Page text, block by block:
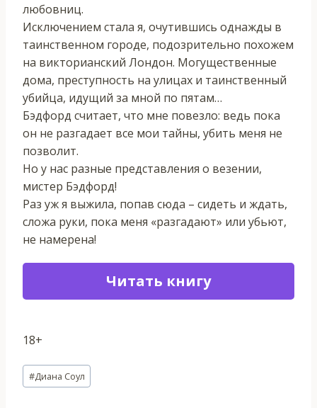
любовниц.
Исключением стала я, очутившись однажды в
таинственном городе, подозрительно похожем
на викторианский Лондон. Могущественные
дома, преступность на улицах и таинственный
убийца, идущий за мной по пятам…
Бэдфорд считает, что мне повезло: ведь пока
он не разгадает все мои тайны, убить меня не
позволит.
Но у нас разные представления о везении,
мистер Бэдфорд!
Раз уж я выжила, попав сюда – сидеть и ждать,
сложа руки, пока меня «разгадают» или убьют,
не намерена!
Читать книгу
18+
Метки
записи:
#Диана Соул